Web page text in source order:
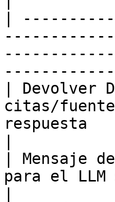
|
| Devolver
citas/
respuesta
| Mensaje
para el LLM